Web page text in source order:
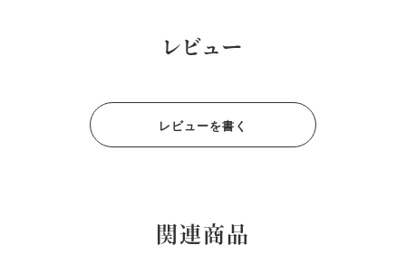
レビュー
レビューを書く
関連商品